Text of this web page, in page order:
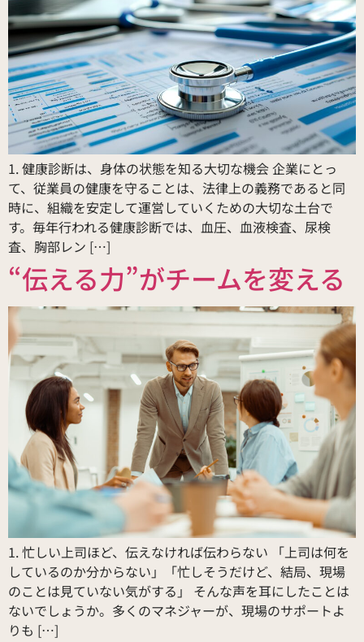
1. 健康診断は、身体の状態を知る大切な機会 企業にとっ
て、従業員の健康を守ることは、法律上の義務であると同
時に、組織を安定して運営していくための大切な土台で
す。毎年行われる健康診断では、血圧、血液検査、尿検
査、胸部レン […]
“伝える力”がチームを変える
1. 忙しい上司ほど、伝えなければ伝わらない 「上司は何を
しているのか分からない」「忙しそうだけど、結局、現場
のことは見ていない気がする」 そんな声を耳にしたことは
ないでしょうか。多くのマネジャーが、現場のサポートよ
りも […]